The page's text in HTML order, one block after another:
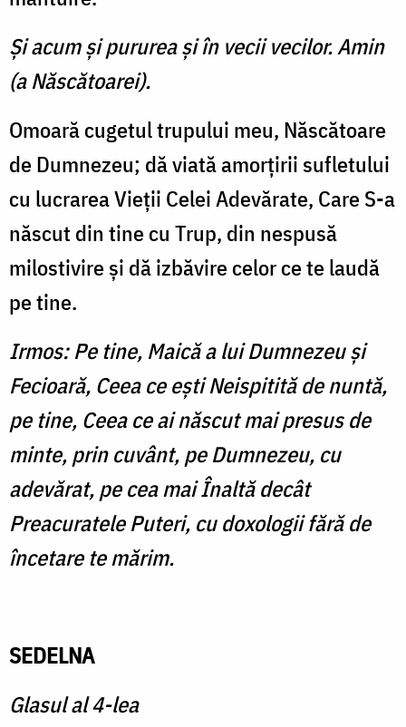
Şi acum şi pururea şi în vecii vecilor. Amin
(a Născătoarei).
Omoară cugetul trupului meu, Născătoare
de Dumnezeu; dă viată amorţirii sufletului
cu lucrarea Vieţii Celei Adevărate, Care S-a
născut din tine cu Trup, din nespusă
milostivire şi dă izbăvire celor ce te laudă
pe tine.
Irmos: Pe tine, Maică a lui Dumnezeu şi
Fecioară, Ceea ce eşti Neispitită de nuntă,
pe tine, Ceea ce ai născut mai presus de
minte, prin cuvânt, pe Dumnezeu, cu
adevărat, pe cea mai Înaltă decât
Preacuratele Puteri, cu doxologii fără de
încetare te mărim.
SEDELNA
Glasul al 4-lea